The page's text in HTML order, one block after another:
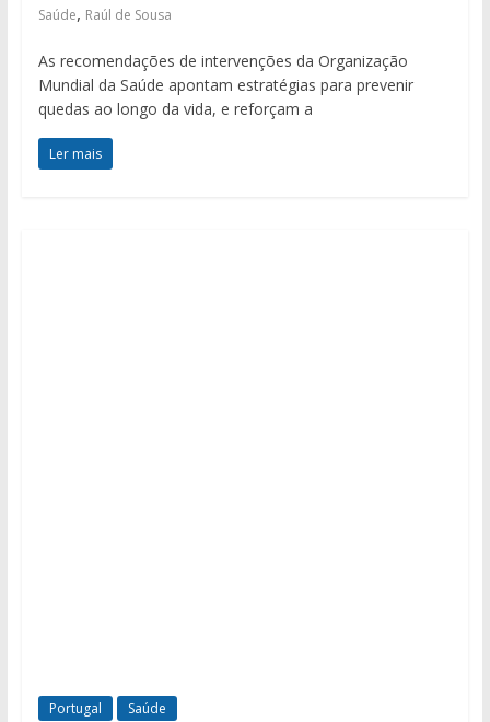
Saúde, Raúl de Sousa
As recomendações de intervenções da Organização
Mundial da Saúde apontam estratégias para prevenir
quedas ao longo da vida, e reforçam a
Ler mais
Portugal Saúde